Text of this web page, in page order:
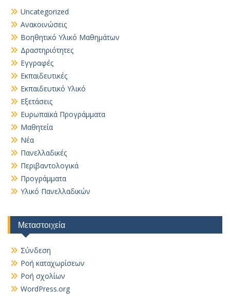
Uncategorized
Ανακοινώσεις
Βοηθητικό Yλικό Mαθημάτων
Δραστηριότητες
Εγγραφές
Εκπαιδευτικές
Εκπαιδευτικό Υλικό
Εξετάσεις
Ευρωπαϊκά Προγράμματα
Μαθητεία
Νέα
Πανελλαδικές
Περιβαντολογικά
Προγράμματα
Υλικό Πανελλαδικών
Μεταστοιχεία
Σύνδεση
Ροή καταχωρίσεων
Ροή σχολίων
WordPress.org